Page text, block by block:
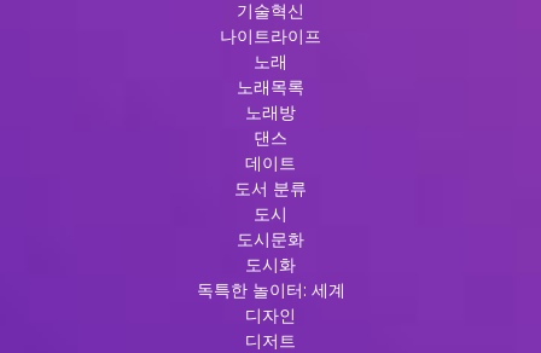
기술혁신
나이트라이프
노래
노래목록
노래방
댄스
데이트
도서 분류
도시
도시문화
도시화
독특한 놀이터: 세계
디자인
디저트